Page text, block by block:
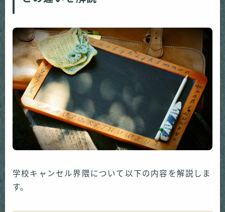
学校キャンセル界隈について以下の内容を解説しま
す。